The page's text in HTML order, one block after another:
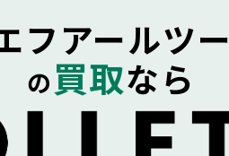
フアールツー
の 買取なら